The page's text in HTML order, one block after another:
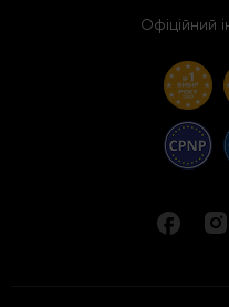
Офіційний